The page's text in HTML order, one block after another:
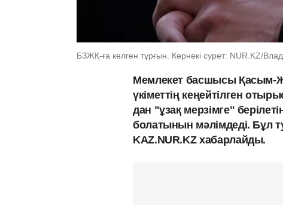
БЗЖҚ-ға келген тұрғын. Көрнекі сурет: NUR.KZ/
Мемлекет басшысы Қасым-
үкіметтің кеңейтілген
дан "ұзақ мерзімге"
болатынын мәлімдеді. Бұл
KAZ.NUR.KZ хабарлайды.